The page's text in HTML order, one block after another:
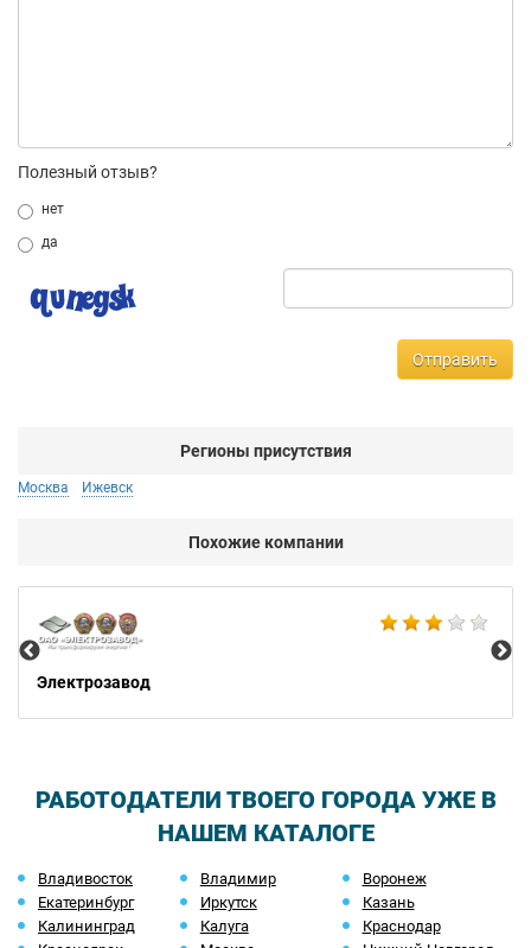
Полезный отзыв?
нет
да
Отправить
Регионы присутствия
Москва Ижевск
Похожие компании
Электрозавод
РАБОТОДАТЕЛИ ТВОЕГО ГОРОДА УЖЕ В
НАШЕМ КАТАЛОГЕ
Владивосток Владимир
Воронеж
Екатеринбург
Иркутск
Казань
Калининград
Калуга
Краснодар